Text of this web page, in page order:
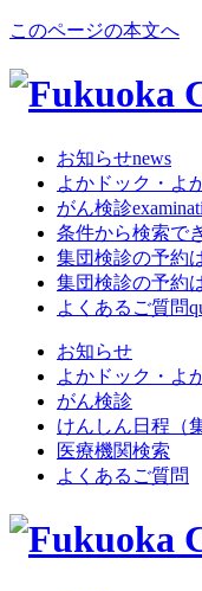
このページの本文へ
お知らせnews
よかドック・よ
がん検診
条件から検索で
集団検診の予約
集団検診の予約
よくあるご質問
お知らせ
よかドック・よ
がん検診
けんしん日程（
医療機関検索
よくあるご質問